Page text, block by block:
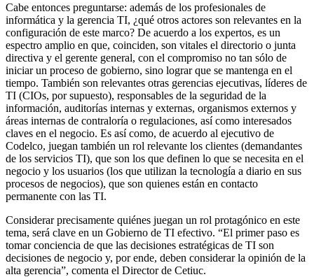
Cabe entonces preguntarse: además de los profesionales de
informática y la gerencia TI, ¿qué otros actores son relevantes en la
configuración de este marco? De acuerdo a los expertos, es un
espectro amplio en que, coinciden, son vitales el directorio o junta
directiva y el gerente general, con el compromiso no tan sólo de
iniciar un proceso de gobierno, sino lograr que se mantenga en el
tiempo. También son relevantes otras gerencias ejecutivas, líderes de
TI (CIOs, por supuesto), responsables de la seguridad de la
información, auditorías internas y externas, organismos externos y
áreas internas de contraloría o regulaciones, así como interesados
claves en el negocio. Es así como, de acuerdo al ejecutivo de
Codelco, juegan también un rol relevante los clientes (demandantes
de los servicios TI), que son los que definen lo que se necesita en el
negocio y los usuarios (los que utilizan la tecnología a diario en sus
procesos de negocios), que son quienes están en contacto
permanente con las TI.
Considerar precisamente quiénes juegan un rol protagónico en este
tema, será clave en un Gobierno de TI efectivo. “El primer paso es
tomar conciencia de que las decisiones estratégicas de TI son
decisiones de negocio y, por ende, deben considerar la opinión de la
alta gerencia”, comenta el Director de Cetiuc.